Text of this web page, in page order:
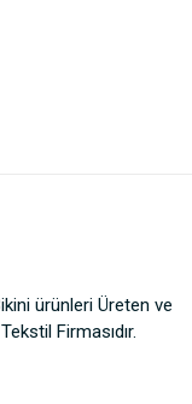
ürünleri Üreten ve
Firmasıdır.